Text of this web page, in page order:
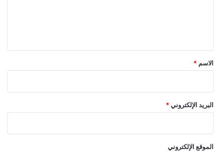
*
الاسم *
البريد الإلكتروني *
الموقع الإلكتروني